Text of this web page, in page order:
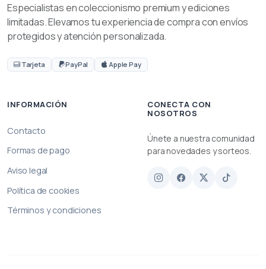
Especialistas en coleccionismo premium y ediciones
limitadas. Elevamos tu experiencia de compra con envíos
protegidos y atención personalizada.
Tarjeta PayPal Apple Pay
INFORMACIÓN
Contacto
Formas de pago
Aviso legal
Política de cookies
Términos y condiciones
CONECTA CON
NOSOTROS
Únete a nuestra comunidad
para novedades y sorteos.